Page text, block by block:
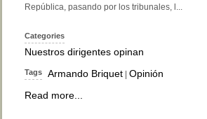
República, pasando por los tribunales, l...
Categories
Nuestros dirigentes opinan
Tags Armando Briquet | Opinión
Read more...